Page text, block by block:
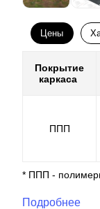
Цены
Покрытие
каркаса
ППП
* ППП -
Подробнее